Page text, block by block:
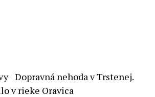
Dopravná nehoda v Trstenej.
v rieke Oravica